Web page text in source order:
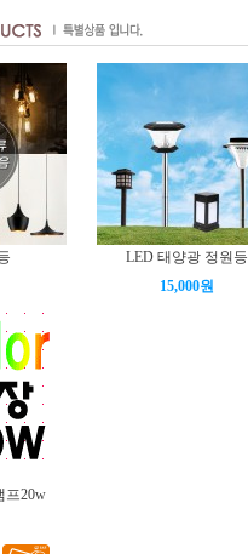
LED 태양광 정원등
15,000원
프20w